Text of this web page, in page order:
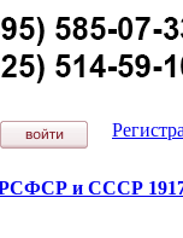
и СССР 1917-